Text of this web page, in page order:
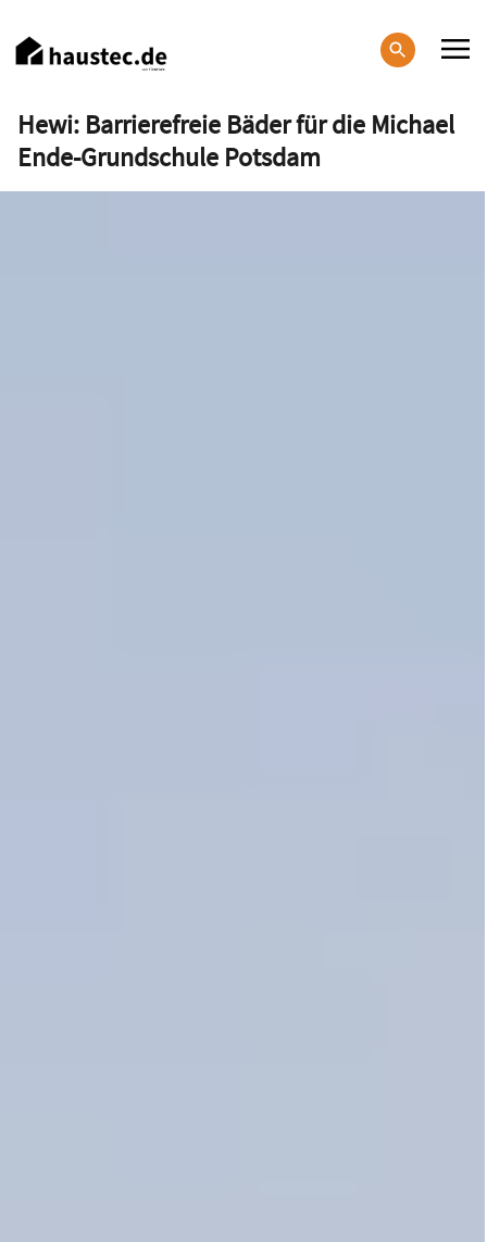
zum
Inhalt
Haupt-
Navigation
Hewi: Barrierefreie Bäder für die Michael
Ende-Grundschule Potsdam